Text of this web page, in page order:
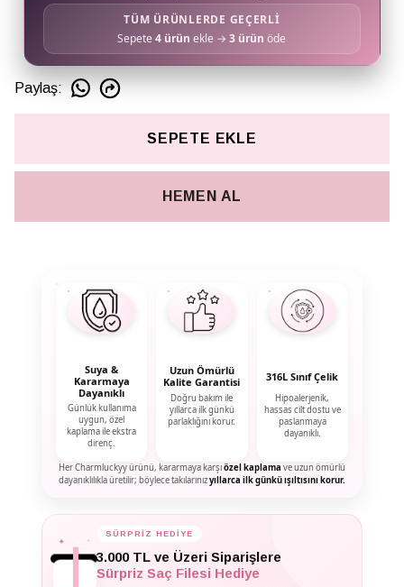
TÜM ÜRÜNLERDE GEÇERLİ
Sepete4 ürün ekle →3 ürün öde
Paylaş:
SEPETE EKLE
HEMEN AL
Suya &
Kararmaya
Dayanıklı
Günlük kullanıma
uygun, özel
kaplama ile ekstra
direnç.
Uzun Ömürlü
Kalite Garantisi
Doğru bakım ile
yıllarca ilk günkü
parlaklığını korur.
316L Sınıf Çelik
Hipoalerjenik,
hassas cilt dostu ve
paslanmaya
dayanıklı.
Her Charmluckyy ürünü, kararmaya karşıözel kaplama ve uzun ömürlü
dayanıklılıkla üretilir; böylece takılarınızyıllarca ilk günkü ışıltısını korur.
✦ ✦
SÜRPRİZ HEDİYE
3.000 TL ve Üzeri Siparişlere
Sürpriz Saç Filesi Hediye